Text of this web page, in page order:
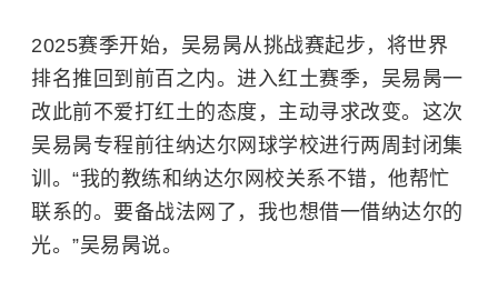
2025赛季开始，吴易昺从挑战赛起步，将世界
排名推回到前百之内。进入红土赛季，吴易昺一
改此前不爱打红土的态度，主动寻求改变。这次
吴易昺专程前往纳达尔网球学校进行两周封闭集
训。“我的教练和纳达尔网校关系不错，他帮忙
联系的。要备战法网了，我也想借一借纳达尔的
光。”吴易昺说。